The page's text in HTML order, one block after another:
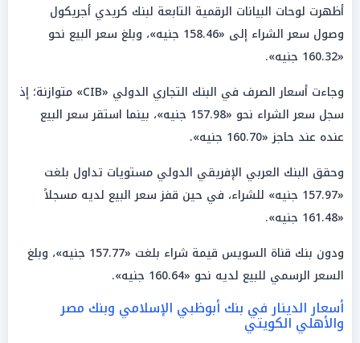
أظهرت لوحات البيانات الرقمية التابعة لبنك كريدي أجريكول
وصول سعر الشراء إلى «158.46 جنيه»، وبلغ سعر البيع نحو
«160.32 جنيه».
وجاءت أسعار الصرف في البنك التجاري الدولي «CIB» متوازنة؛ إذ
سجل سعر الشراء نحو «157.98 جنيه»، بينما استقر سعر البيع
عنده عند حاجز «160.70 جنيه».
وحقق البنك العربي الإفريقي الدولي مستويات تداول بلغت
«157.97 جنيه» للشراء، في حين قفز سعر البيع لديه مسجلاً
«161.48 جنيه».
ودون بنك قناة السويس قيمة شراء بلغت «157.77 جنيه»، وبلغ
السعر الرسمي للبيع لديه نحو «160.64 جنيه».
أسعار الدينار في بنك أبوظبي الإسلامي وبنك مصر
والأهلي الكويتي